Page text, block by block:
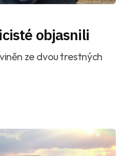
objasnili
ze dvou trestných